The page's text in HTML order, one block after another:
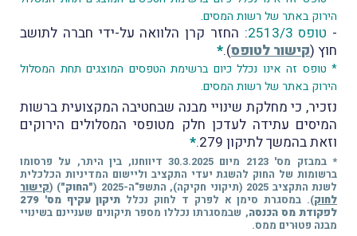
הירוק באתר של רשות המסים.
- טופס 2513/3
: החזר קרן הלוואה על-ידי חברה לתושב
חוץ (קישור לטופס).
*
* טופס זה אינו נכלל כיום ברשימת הטפסים המוצגים תחת המסלול
הירוק באתר של רשות המסים.
נזכיר, כי מחלקת שינויי מבנה שבחטיבה המקצועית ברשות
המיסים עתידה לעדכן חלק מטופסי המסלולים הירוקים
וזאת בהמשך לתיקון 279.
*
* במבזק מס' 2123 מיום 30.3.2025 דיווחנו, בין היתר, על פרסומו
ברשומות של החוק להשגת יעדי התקציב וליישום המדיניות הכלכלית
לשנת התקציב 2025 (תיקוני חקיקה), התשפ"ה-2025 (
"החוק") (קישור
לחוק). במסגרת סימן א לפרק ד לחוק נכלל
תיקון עקיף מס' 279
לפקודת מס הכנסה, שבמסגרתו נכללו מספר תיקונים שעניינם בשינויי
מבנה פטוּרים ממס.